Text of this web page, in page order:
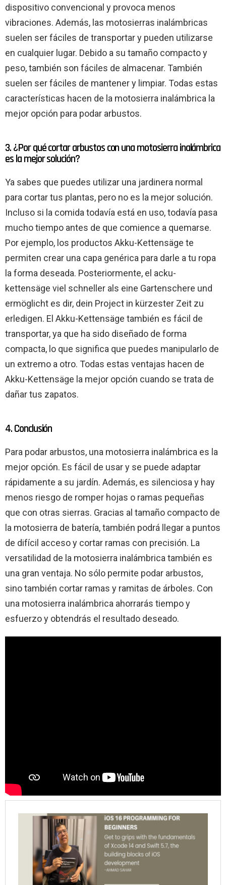
dispositivo convencional y provoca menos
vibraciones. Además, las motosierras inalámbricas
suelen ser fáciles de transportar y pueden utilizarse
en cualquier lugar. Debido a su tamaño compacto y
peso, también son fáciles de almacenar. También
suelen ser fáciles de mantener y limpiar. Todas estas
características hacen de la motosierra inalámbrica la
mejor opción para podar arbustos.
3. ¿Por qué cortar arbustos con una motosierra inalámbrica
es la mejor solución?
Ya sabes que puedes utilizar una jardinera normal
para cortar tus plantas, pero no es la mejor solución.
Incluso si la comida todavía está en uso, todavía pasa
mucho tiempo antes de que comience a quemarse.
Por ejemplo, los productos Akku-Kettensäge te
permiten crear una capa genérica para darle a tu ropa
la forma deseada. Posteriormente, el acku-
kettensäge viel schneller als eine Gartenschere und
ermöglicht es dir, dein Project in kürzester Zeit zu
erledigen. El Akku-Kettensäge también es fácil de
transportar, ya que ha sido diseñado de forma
compacta, lo que significa que puedes manipularlo de
un extremo a otro. Todas estas ventajas hacen de
Akku-Kettensäge la mejor opción cuando se trata de
dañar tus zapatos.
4. Conclusión
Para podar arbustos, una motosierra inalámbrica es la
mejor opción. Es fácil de usar y se puede adaptar
rápidamente a su jardín. Además, es silenciosa y hay
menos riesgo de romper hojas o ramas pequeñas
que con otras sierras. Gracias al tamaño compacto de
la motosierra de batería, también podrá llegar a puntos
de difícil acceso y cortar ramas con precisión. La
versatilidad de la motosierra inalámbrica también es
una gran ventaja. No sólo permite podar arbustos,
sino también cortar ramas y ramitas de árboles. Con
una motosierra inalámbrica ahorrarás tiempo y
esfuerzo y obtendrás el resultado deseado.